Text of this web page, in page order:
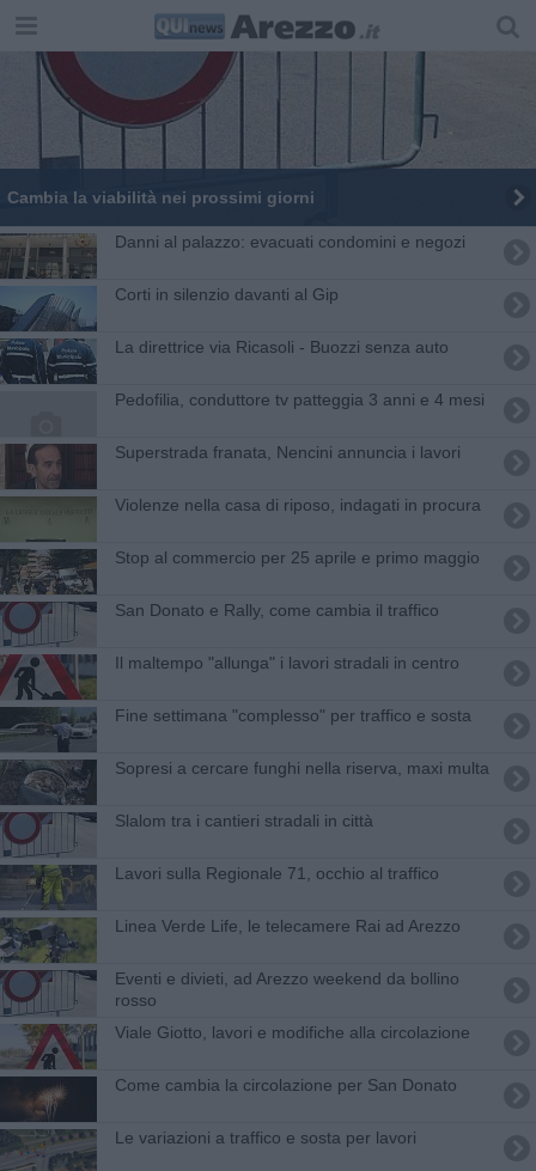
Cambia la viabilità nei prossimi giorni
Danni al palazzo: evacuati condomini e negozi
Corti in silenzio davanti al Gip
La direttrice via Ricasoli - Buozzi senza auto
Pedofilia, conduttore tv patteggia 3 anni e 4 mesi
Superstrada franata, Nencini annuncia i lavori
Violenze nella casa di riposo, indagati in procura
Stop al commercio per 25 aprile e primo maggio
San Donato e Rally, come cambia il traffico
Il maltempo "allunga" i lavori stradali in centro
Fine settimana "complesso" per traffico e sosta
Sopresi a cercare funghi nella riserva, maxi multa
Slalom tra i cantieri stradali in città
Lavori sulla Regionale 71, occhio al traffico
Linea Verde Life, le telecamere Rai ad Arezzo
Eventi e divieti, ad Arezzo weekend da bollino
rosso
Viale Giotto, lavori e modifiche alla circolazione
Come cambia la circolazione per San Donato
​Le variazioni a traffico e sosta per lavori